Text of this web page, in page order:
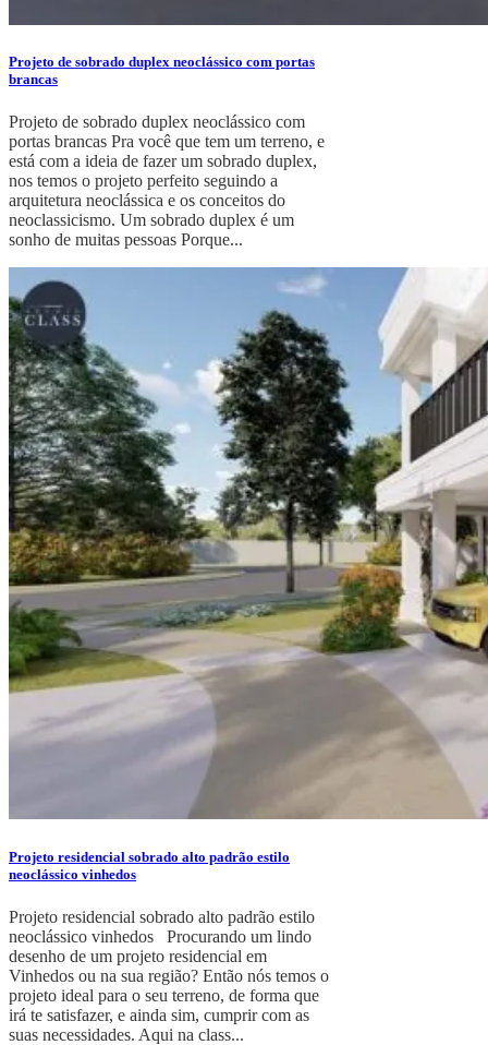
Projeto de sobrado duplex neoclássico com portas
brancas
Projeto de sobrado duplex neoclássico com
portas brancas Pra você que tem um terreno, e
está com a ideia de fazer um sobrado duplex,
nos temos o projeto perfeito seguindo a
arquitetura neoclássica e os conceitos do
neoclassicismo. Um sobrado duplex é um
sonho de muitas pessoas Porque...
Projeto residencial sobrado alto padrão estilo
neoclássico vinhedos
Projeto residencial sobrado alto padrão estilo
neoclássico vinhedos Procurando um lindo
desenho de um projeto residencial em
Vinhedos ou na sua região? Então nós temos o
projeto ideal para o seu terreno, de forma que
irá te satisfazer, e ainda sim, cumprir com as
suas necessidades. Aqui na class...